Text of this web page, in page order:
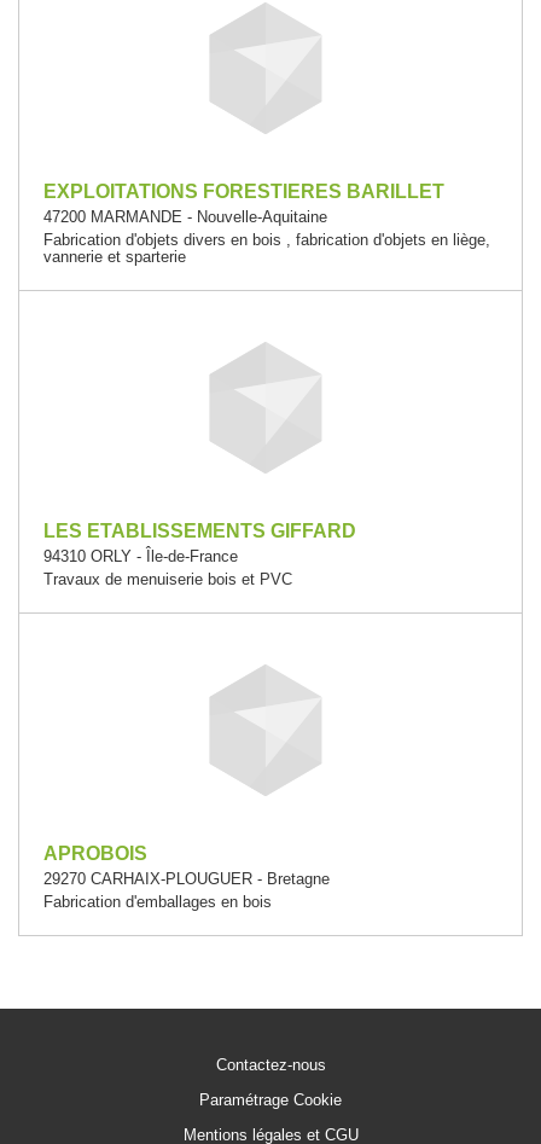
EXPLOITATIONS FORESTIERES BARILLET
47200 MARMANDE - Nouvelle-Aquitaine
Fabrication d'objets divers en bois , fabrication d'objets en liège,
vannerie et sparterie
LES ETABLISSEMENTS GIFFARD
94310 ORLY - Île-de-France
Travaux de menuiserie bois et PVC
APROBOIS
29270 CARHAIX-PLOUGUER - Bretagne
Fabrication d'emballages en bois
Contactez-nous
Paramétrage Cookie
Mentions légales et CGU